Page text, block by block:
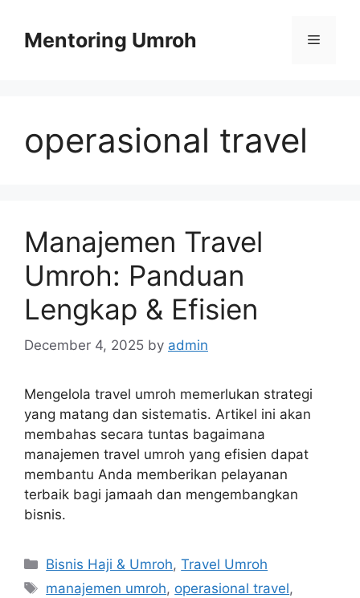
contentMentoring Umroh Menu
operasional travel
Manajemen Travel
Umroh: Panduan
Lengkap & Efisien
December 4, 2025 by admin
Mengelola travel umroh memerlukan strategi
yang matang dan sistematis. Artikel ini akan
membahas secara tuntas bagaimana
manajemen travel umroh yang efisien dapat
membantu Anda memberikan pelayanan
terbaik bagi jamaah dan mengembangkan
bisnis.
Categories
Bisnis Haji & Umroh,Travel Umroh
Tags
manajemen umroh, operasional travel,